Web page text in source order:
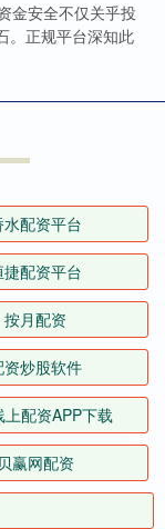
金安全不仅关乎投
。正规平台深知此
水配资平台
捷配资平台
按月配资
资炒股软件
上配资APP下载
贝赢网配资